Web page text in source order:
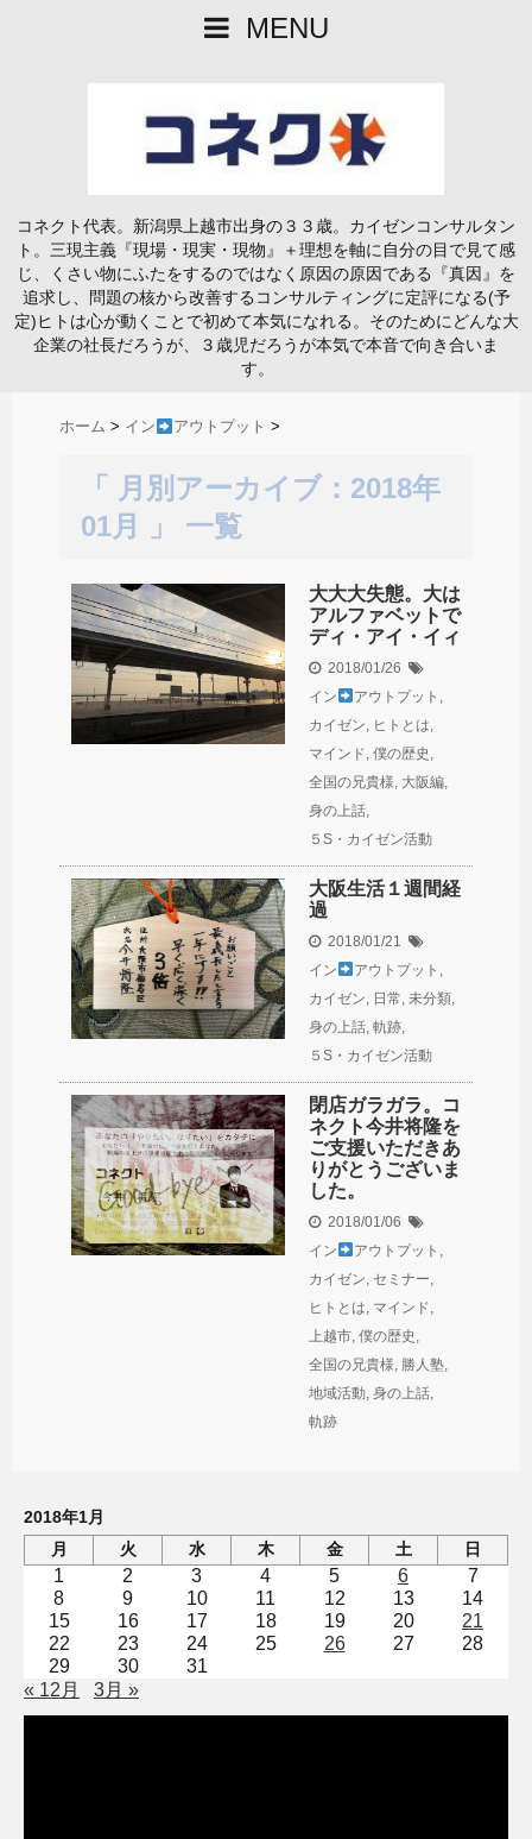
MENU
コネクト代表。新潟県上越市出身の３３歳。カイゼンコンサルタン
ト。三現主義『現場・現実・現物』＋理想を軸に自分の目で見て感
じ、くさい物にふたをするのではなく原因の原因である『真因』を
追求し、問題の核から改善するコンサルティングに定評になる(予
定)ヒトは心が動くことで初めて本気になれる。そのためにどんな大
企業の社長だろうが、３歳児だろうが本気で本音で向き合いま
す。
ホーム > イン アウトプット >
「 月別アーカイブ：2018年
01月 」 一覧
大大大失態。大は
アルファベットで
ディ・アイ・イィ
2018/01/26
イン
アウトプット ,
カイゼン, ヒトとは,
マインド, 僕の歴史 ,
全国の兄貴様, 大阪編,
身の上話,
５S・カイゼン活動
大阪生活１週間経
過
2018/01/21
イン
アウトプット ,
カイゼン, 日常, 未分類,
身の上話, 軌跡,
５S・カイゼン活動
閉店ガラガラ。コ
ネクト今井将隆を
ご支援いただきあ
りがとうございま
した。
2018/01/06
イン
アウトプット ,
カイゼン, セミナー,
ヒトとは, マインド,
上越市, 僕の歴史 ,
全国の兄貴様, 勝人塾,
地域活動, 身の上話,
軌跡
2018年1月
月
火 水 木 金 土 日
1 2 3 4 5 6
7
8
9 10 11 12 13
14
15
16 17 18 19 20
21
22
23 24 25 26 27
28
29
30
31
« 12月
3月 »